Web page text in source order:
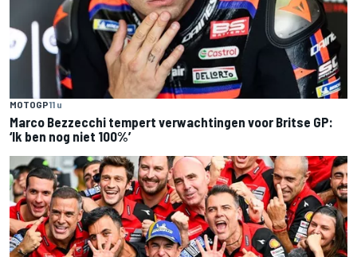
MOTOGP11 u
Marco Bezzecchi tempert verwachtingen voor Britse GP:
‘Ik ben nog niet 100%’